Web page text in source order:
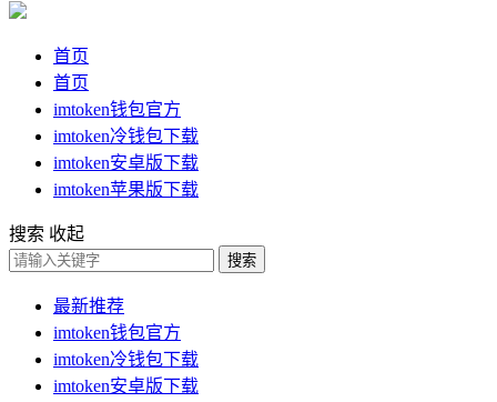
首页
首页
imtoken钱包官方
imtoken冷钱包下载
imtoken安卓版下载
imtoken苹果版下载
搜索 收起
搜索
最新推荐
imtoken钱包官方
imtoken冷钱包下载
imtoken安卓版下载